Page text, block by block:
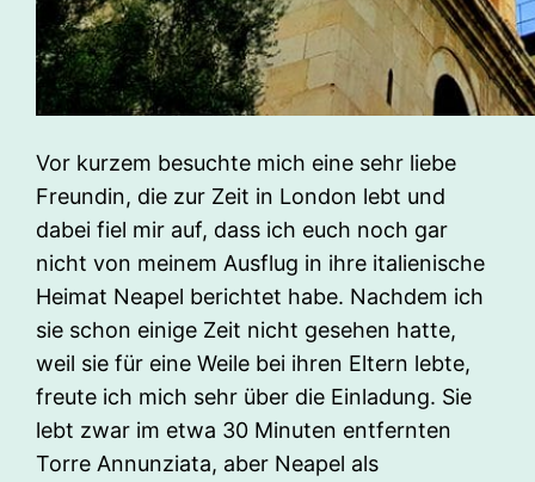
Vor kurzem besuchte mich eine sehr liebe
Freundin, die zur Zeit in London lebt und
dabei fiel mir auf, dass ich euch noch gar
nicht von meinem Ausflug in ihre italienische
Heimat Neapel berichtet habe. Nachdem ich
sie schon einige Zeit nicht gesehen hatte,
weil sie für eine Weile bei ihren Eltern lebte,
freute ich mich sehr über die Einladung. Sie
lebt zwar im etwa 30 Minuten entfernten
Torre Annunziata, aber Neapel als